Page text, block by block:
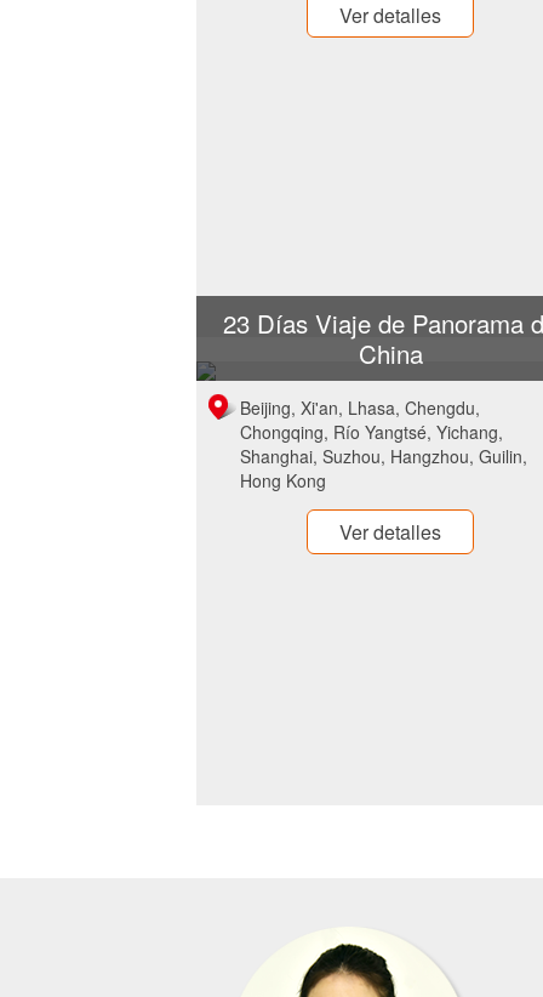
Ver detalles
23 Días Viaje de Panorama
China
Beijing, Xi'an, Lhasa, Chengdu,
Chongqing, Río Yangtsé, Yichang,
Shanghai, Suzhou, Hangzhou, Guilin,
Hong Kong
Ver detalles